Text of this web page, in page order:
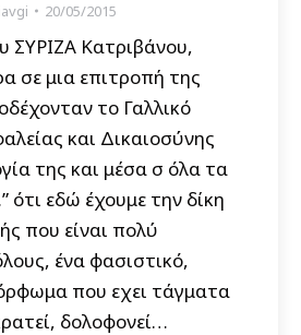
20/05/2015
ΣΥΡΙΖΑ Κατριβάνου,
σε μια επιτροπή της
το Γαλλικό
και Δικαιοσύνης
της και μέσα σ όλα τα
ότι εδώ έχουμε την δίκη
που είναι πολύ
ένα φασιστικό,
που εχει τάγματα
δολοφονεί…